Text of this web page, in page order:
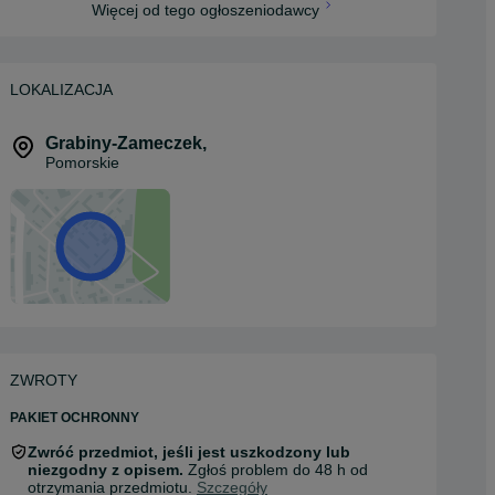
Więcej od tego ogłoszeniodawcy
LOKALIZACJA
Grabiny-Zameczek,
Pomorskie
ZWROTY
PAKIET OCHRONNY
Zwróć przedmiot, jeśli jest uszkodzony lub
niezgodny z opisem. Zgłoś problem do 48 h od
otrzymania przedmiotu. Szczegóły